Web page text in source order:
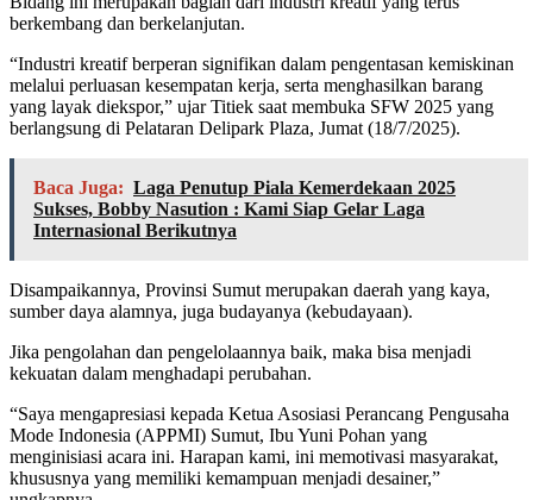
berkembang dan berkelanjutan.
“Industri kreatif berperan signifikan dalam pengentasan kemiskinan
melalui perluasan kesempatan kerja, serta menghasilkan barang
yang layak diekspor,” ujar Titiek saat membuka SFW 2025 yang
berlangsung di Pelataran Delipark Plaza, Jumat (18/7/2025).
Baca Juga: Laga Penutup Piala Kemerdekaan 2025
Sukses, Bobby Nasution : Kami Siap Gelar Laga
Internasional Berikutnya
Disampaikannya, Provinsi Sumut merupakan daerah yang kaya,
sumber daya alamnya, juga budayanya (kebudayaan).
Jika pengolahan dan pengelolaannya baik, maka bisa menjadi
kekuatan dalam menghadapi perubahan.
“Saya mengapresiasi kepada Ketua Asosiasi Perancang Pengusaha
Mode Indonesia (APPMI) Sumut, Ibu Yuni Pohan yang
menginisiasi acara ini. Harapan kami, ini memotivasi masyarakat,
khususnya yang memiliki kemampuan menjadi desainer,”